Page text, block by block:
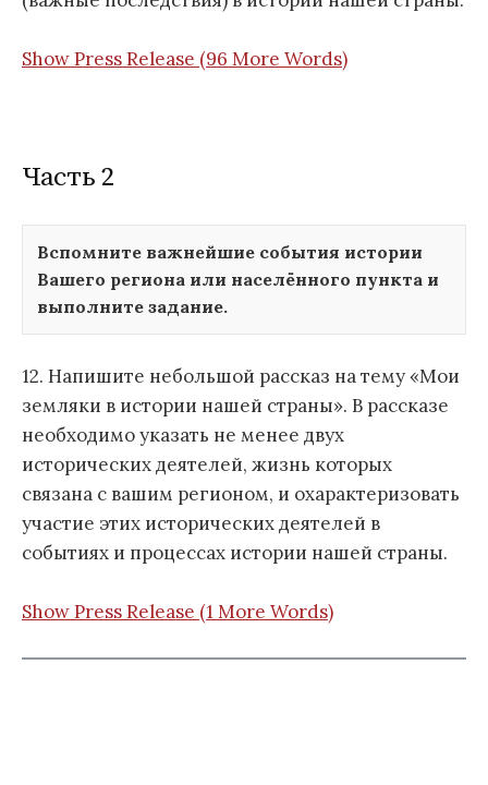
Show Press Release (96 More Words)
Часть 2
Вспомните важнейшие события истории
Вашего региона или населённого пункта и
выполните задание.
12. Напишите небольшой рассказ на тему «Мои
земляки в истории нашей страны». В рассказе
необходимо указать не менее двух
исторических деятелей, жизнь которых
связана с вашим регионом, и охарактеризовать
участие этих исторических деятелей в
событиях и процессах истории нашей страны.
Show Press Release (1 More Words)